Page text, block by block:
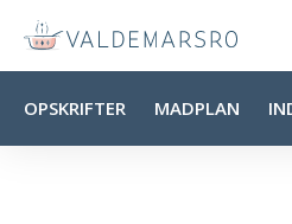
OPSKRIFTER MADPLAN